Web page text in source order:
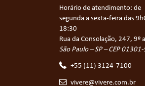
Horário de atendimento: de
segunda a sexta-feira das
18:30
Rua da Consolação, 247, 9º
São Paulo – SP – CEP
+55 (11) 3124-7100
vivere@vivere.com.br